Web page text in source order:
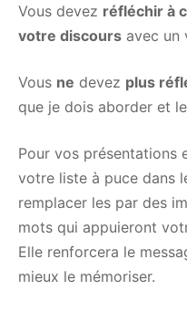
Vous devez réfléchir à
votre discours avec un
Vous ne devez plus
que je dois aborder et
Pour vos présentations
votre liste à puce dans
remplacer les par des
mots qui appuieront
Elle renforcera le
mieux le mémoriser.